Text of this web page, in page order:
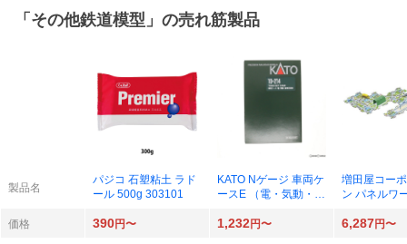
「 その他鉄道模型 」の売れ筋製品
製品名
パジコ 石塑粘土 ラド
ール 500g 303101
KATO Nゲージ 車両ケ
ースE （電・気動・客
増田屋コー
ン パネルワ
価格
390円〜 1,232円〜 6,287円〜